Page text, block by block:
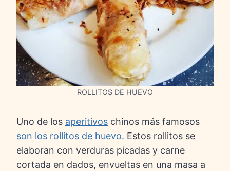
ROLLITOS DE HUEVO
Uno de los aperitivos chinos más famosos
son los rollitos de huevo. Estos rollitos se
elaboran con verduras picadas y carne
cortada en dados, envueltas en una masa a